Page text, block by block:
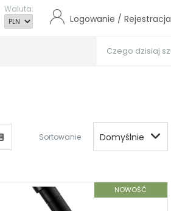
Waluta:
Logowanie / Rejestracja
Sortowanie Domyślnie
NOWOŚĆ